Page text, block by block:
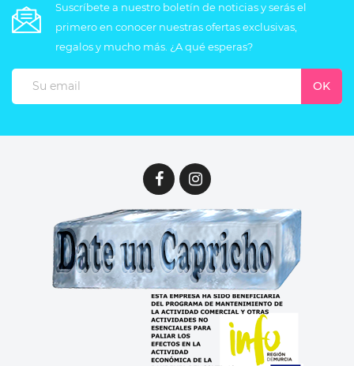
Suscríbete a nuestro boletín de noticias y serás el
primero en conocer nuestras ofertas exclusivas,
regalos y mucho más. ¿A qué esperas?